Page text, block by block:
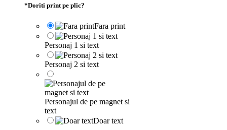
*Doriti print pe plic?
Fara print
Personaj 1 si text
Personaj 2 si text
Personajul de pe magnet si
text
Doar text